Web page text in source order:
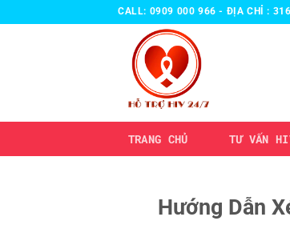
qua
CALL: 0909 000 966 - ĐỊA CHỈ :
TRANG CHỦ TƯ VẤN
Hướng Dẫn